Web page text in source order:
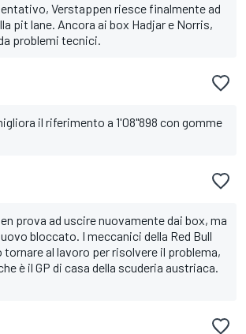
Verstappen riesce finalmente ad
pit lane. Ancora ai box Hadjar e Norris,
problemi tecnici.
il riferimento a 1'08"898 con gomme
prova ad uscire nuovamente dai box, ma
bloccato. I meccanici della Red Bull
tornare al lavoro per risolvere il problema,
è il GP di casa della scuderia austriaca.